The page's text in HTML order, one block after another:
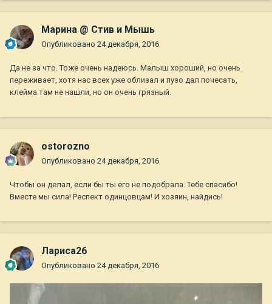
Марина @ Стив и Мышь
Опубликовано 24 декабря, 2016
Да не за что. Тоже очень надеюсь. Малыш хороший, но очень
переживает, хотя нас всех уже облизал и пузо дал почесать,
клейма там не нашли, но он очень грязный.
ostorozno
Опубликовано 24 декабря, 2016
Чтобы он делал, если бы ты его не подобрала. Тебе спасибо!
Вместе мы сила! Респект одинцовцам! И хозяин, найдись!
Лариса26
Опубликовано 24 декабря, 2016